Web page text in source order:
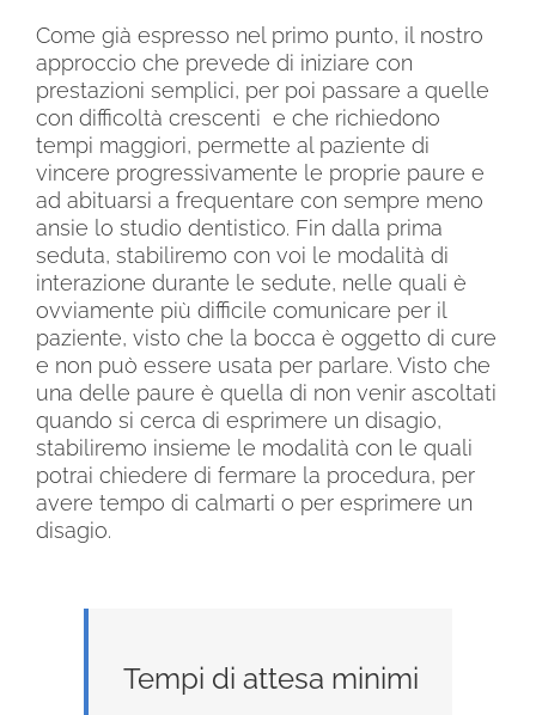
Come già espresso nel primo punto, il nostro
approccio che prevede di iniziare con
prestazioni semplici, per poi passare a quelle
con difficoltà crescenti e che richiedono
tempi maggiori, permette al paziente di
vincere progressivamente le proprie paure e
ad abituarsi a frequentare con sempre meno
ansie lo studio dentistico. Fin dalla prima
seduta, stabiliremo con voi le modalità di
interazione durante le sedute, nelle quali è
ovviamente più difficile comunicare per il
paziente, visto che la bocca è oggetto di cure
e non può essere usata per parlare. Visto che
una delle paure è quella di non venir ascoltati
quando si cerca di esprimere un disagio,
stabiliremo insieme le modalità con le quali
potrai chiedere di fermare la procedura, per
avere tempo di calmarti o per esprimere un
disagio.
Tempi di attesa minimi